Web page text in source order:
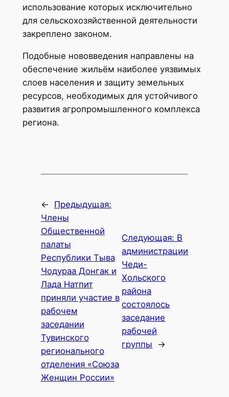
использование которых исключительно
для сельскохозяйственной деятельности
закреплено законом.
Подобные нововведения направлены на
обеспечение жильём наиболее уязвимых
слоев населения и защиту земельных
ресурсов, необходимых для устойчивого
развития агропромышленного комплекса
региона.
←
Предыдущая:
Члены
Общественной
палаты
Республики Тыва
Чодураа Донгак и
Лада Натпит
приняли участие в
рабочем
заседании
Тувинского
регионального
отделения «Союза
Женщин России»
Следующая: В
администрации
Чеди-
Хольского
района
состоялось
заседание
рабочей
группы
→